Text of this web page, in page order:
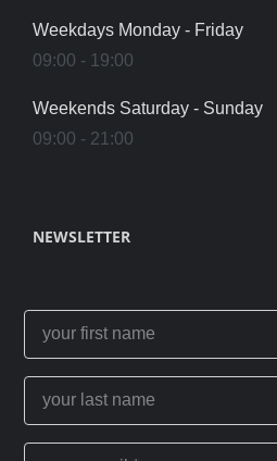
Weekdays Monday - Friday
09:00 - 19:00
Weekends Saturday - Sunday
09:00 - 21:00
NEWSLETTER